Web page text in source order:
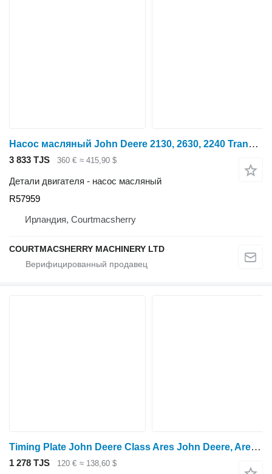
Насос масляный John Deere 2130, 2630, 2240 Transmission Oil Pump Hi Lo R57959, Ar96662, Ar для трактора колесного
3 833 TJS 360 € ≈ 415,90 $
Детали двигателя - насос масляный
R57959
Ирландия, Courtmacsherry
COURTMACSHERRY MACHINERY LTD
Timing Plate John Deere Class Ares John Deere, Ares, Jd6010 Series, Timing Plate R134527 0011713920 для трактора колесного John Deere Ares John Deere, Ares, Jd6010 Series
1 278 TJS 120 € ≈ 138,60 $